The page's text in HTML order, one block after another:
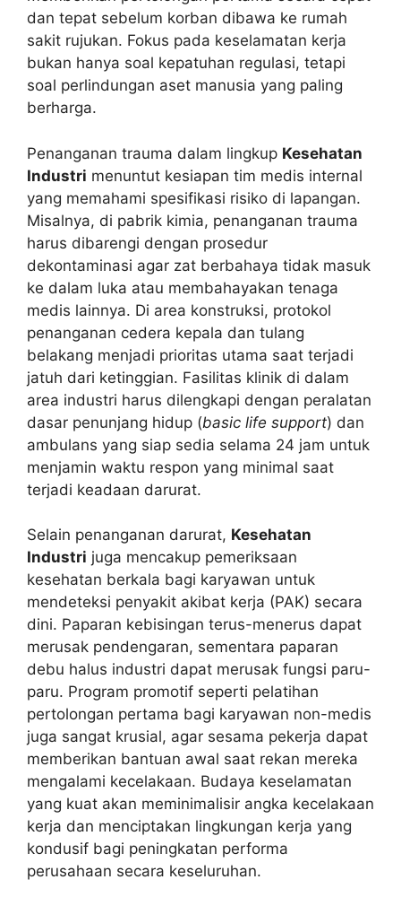
dan tepat sebelum korban dibawa ke rumah
sakit rujukan. Fokus pada keselamatan kerja
bukan hanya soal kepatuhan regulasi, tetapi
soal perlindungan aset manusia yang paling
berharga.
Penanganan trauma dalam lingkup Kesehatan
Industri menuntut kesiapan tim medis internal
yang memahami spesifikasi risiko di lapangan.
Misalnya, di pabrik kimia, penanganan trauma
harus dibarengi dengan prosedur
dekontaminasi agar zat berbahaya tidak masuk
ke dalam luka atau membahayakan tenaga
medis lainnya. Di area konstruksi, protokol
penanganan cedera kepala dan tulang
belakang menjadi prioritas utama saat terjadi
jatuh dari ketinggian. Fasilitas klinik di dalam
area industri harus dilengkapi dengan peralatan
dasar penunjang hidup (basic life support) dan
ambulans yang siap sedia selama 24 jam untuk
menjamin waktu respon yang minimal saat
terjadi keadaan darurat.
Selain penanganan darurat, Kesehatan
Industri juga mencakup pemeriksaan
kesehatan berkala bagi karyawan untuk
mendeteksi penyakit akibat kerja (PAK) secara
dini. Paparan kebisingan terus-menerus dapat
merusak pendengaran, sementara paparan
debu halus industri dapat merusak fungsi paru-
paru. Program promotif seperti pelatihan
pertolongan pertama bagi karyawan non-medis
juga sangat krusial, agar sesama pekerja dapat
memberikan bantuan awal saat rekan mereka
mengalami kecelakaan. Budaya keselamatan
yang kuat akan meminimalisir angka kecelakaan
kerja dan menciptakan lingkungan kerja yang
kondusif bagi peningkatan performa
perusahaan secara keseluruhan.